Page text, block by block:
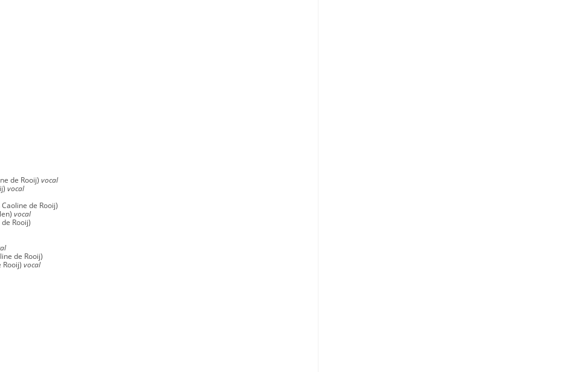
de Rooij) vocal
vocal
de Rooij)
vocal
Rooij)
de Rooij)
Rooij) vocal